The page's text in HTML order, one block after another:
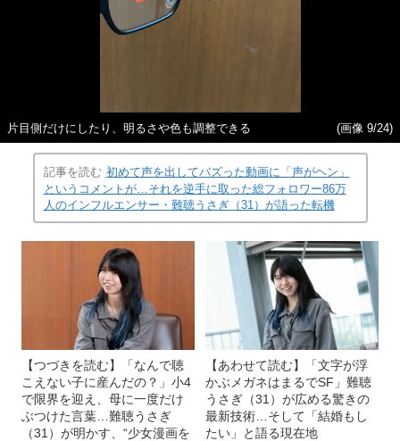
片目側だけにしたり、明るさや色も調整できる (画像 9/24)
記事を読む 初めて声を出してバズった動画に「声がヘン」
というコメントが…それを逆手に取った総フォロワー86万
人のインフルエンサー・難聴うさぎ（31）が語った転機
【つづきを読む】「なんで聴
こえない子に産んだの？」小4
で限界を迎え、母に一度だけ
ぶつけた言葉…難聴うさぎ
（31）が明かす、“少女漫画を
【あわせて読む】「文字が浮
かぶメガネはまるでSF」難聴
うさぎ（31）が広める驚きの
最新技術…そして「結婚もし
たい」と語る現在地